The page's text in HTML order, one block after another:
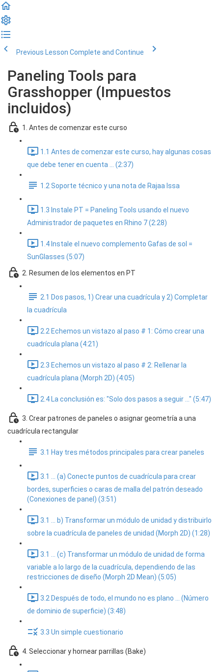
Previous Lesson Complete and Continue
Paneling Tools para
Grasshopper (Impuestos
incluidos)
1. Antes de comenzar este curso
1.1 Antes de comenzar este curso, hay algunas cosas
que debe tener en cuenta ... (2:37)
1.2 Soporte técnico y una nota de Rajaa Issa
1.3 Instale PT = Paneling Tools usando el nuevo
Administrador de paquetes en Rhino 7 (2:28)
1.4 Instale el nuevo complemento Gafas de sol =
SunGlasses (5:07)
2. Resumen de los elementos en PT
2.1 Dos pasos, 1) Crear una cuadrícula y 2) Completar
la cuadrícula
2.2 Echemos un vistazo al paso # 1: Cómo crear una
cuadrícula plana (4:21)
2.3 Echemos un vistazo al paso # 2: Rellenar la
cuadrícula plana (Morph 2D) (4:05)
2.4 La conclusión es: "Solo dos pasos a seguir ..." (5:47)
3. Crear patrones de paneles o asignar geometría a una
cuadrícula rectangular
3.1 Hay tres métodos principales para crear paneles
3.1 ... (a) Conecte puntos de cuadrícula para crear
bordes, superficies o caras de malla del patrón deseado
(Conexiones de panel) (3:51)
3.1 ... b) Transformar un módulo de unidad y distribuirlo
sobre la cuadrícula de paneles de unidad (Morph 2D) (1:28)
3.1 ... (c) Transformar un módulo de unidad de forma
variable a lo largo de la cuadrícula, dependiendo de las
restricciones de diseño (Morph 2D Mean) (5:05)
3.2 Después de todo, el mundo no es plano ... (Número
de dominio de superficie) (3:48)
3.3 Un simple cuestionario
4. Seleccionar y hornear parrillas (Bake)